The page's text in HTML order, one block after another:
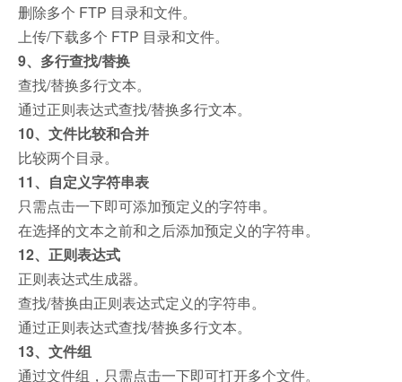
删除多个 FTP 目录和文件。
上传/下载多个 FTP 目录和文件。
9、多行查找/替换
查找/替换多行文本。
通过正则表达式查找/替换多行文本。
10、文件比较和合并
比较两个目录。
11、自定义字符串表
只需点击一下即可添加预定义的字符串。
在选择的文本之前和之后添加预定义的字符串。
12、正则表达式
正则表达式生成器。
查找/替换由正则表达式定义的字符串。
通过正则表达式查找/替换多行文本。
13、文件组
通过文件组，只需点击一下即可打开多个文件。